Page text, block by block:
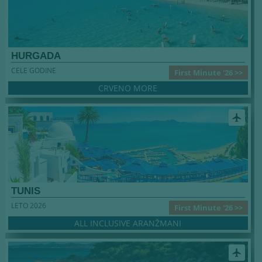
HURGADA
First Minute '26 >>
CELE GODINE
CRVENO MORE
airplanemode_active
TUNIS
First Minute '26 >>
LETO 2026
ALL INCLUSIVE ARANŽMANI
airplanemode_active